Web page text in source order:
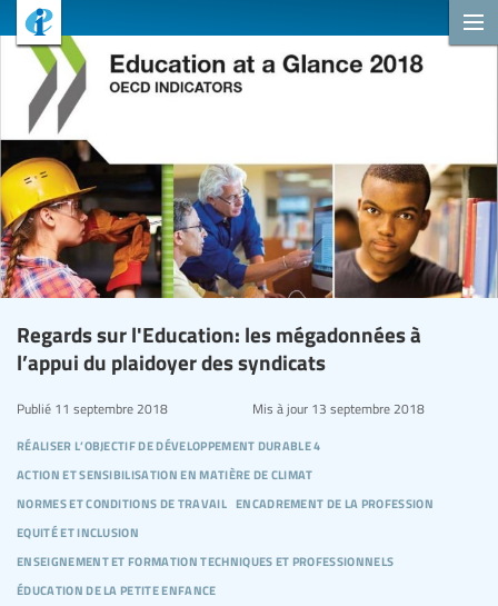
Regards sur l'Education: les mégadonnées à
l’appui du plaidoyer des syndicats
réaliser l’objectif de développement durable 4
action et sensibilisation en matière de climat
normes et conditions de travail encadrement de la profession
equité et inclusion
enseignement et formation techniques et professionnels
éducation de la petite enfance
Publié 11 septembre 2018 Mis à jour13 septembre 2018